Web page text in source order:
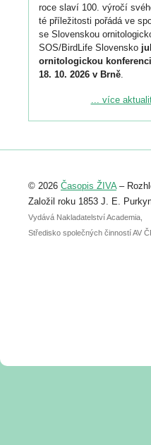
roce slaví 100. výročí
té příležitosti pořádá ve
se Slovenskou
SOS/BirdLife Slovensko
ornitologickou
18. 10. 2026 v Brně.
Podrobnější informace ke
Registrovat se můžete do
abstraktu přihlášené
posteru je už 30. června.
... více
© 2026 Časopis ŽIVA–
Založil roku 1853 J. E.
Vydává Nakladatelství Academia,
Středisko společných činností AV